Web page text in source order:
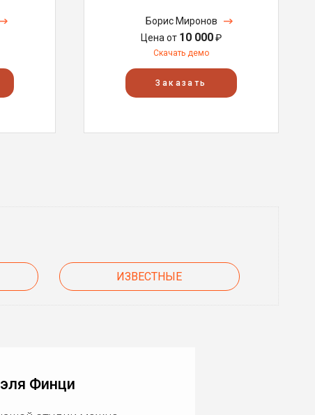
Борис Миронов
Цена от 10 000₽
Скачать демо
Заказать
ИЗВЕСТНЫЕ
Финци